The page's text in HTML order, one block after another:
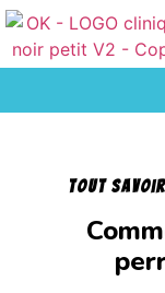
Tout